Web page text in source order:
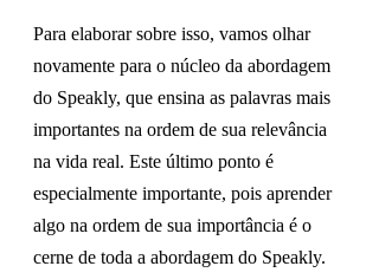
Para elaborar sobre isso, vamos olhar
novamente para o núcleo da abordagem
do Speakly, que ensina as palavras mais
importantes na ordem de sua relevância
na vida real. Este último ponto é
especialmente importante, pois aprender
algo na ordem de sua importância é o
cerne de toda a abordagem do Speakly.